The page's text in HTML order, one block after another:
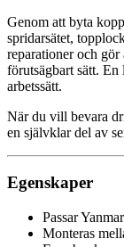
Genom att byta
spridarsätet,
reparationer och gör
förutsägbart sätt.
arbetssätt.
När du vill bevara
en självklar del av
Egenskaper
Passar
Monteras